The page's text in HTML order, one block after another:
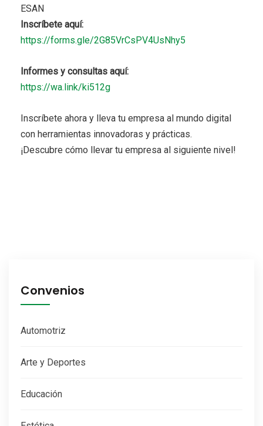
ESAN
Inscríbete aquí:
https://forms.gle/2G85VrCsPV4UsNhy5
Informes y consultas aquí:
https://wa.link/ki512g
Inscríbete ahora y lleva tu empresa al mundo digital
con herramientas innovadoras y prácticas.
¡Descubre cómo llevar tu empresa al siguiente nivel!
Convenios
Automotriz
Arte y Deportes
Educación